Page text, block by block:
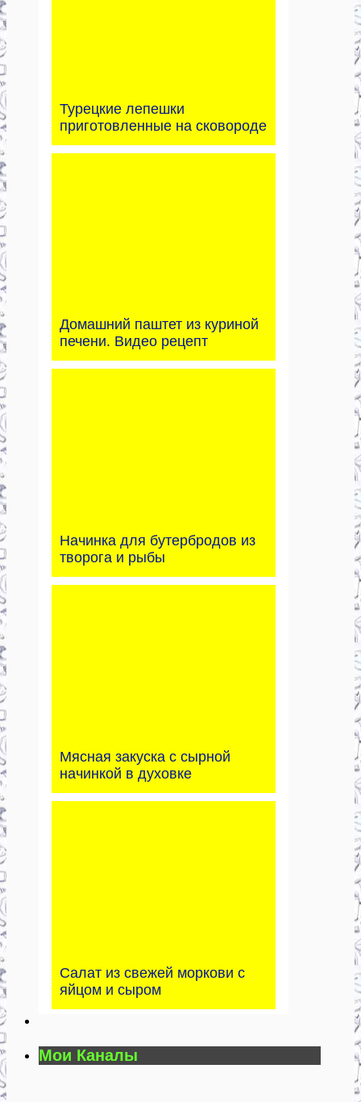
Турецкие лепешки
приготовленные на сковороде
Домашний паштет из куриной
печени. Видео рецепт
Начинка для бутербродов из
творога и рыбы
Мясная закуска с сырной
начинкой в духовке
Салат из свежей моркови с
яйцом и сыром
Мои Каналы